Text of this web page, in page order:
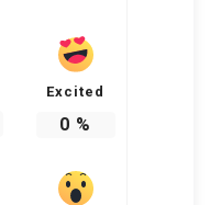
Excited
0 %